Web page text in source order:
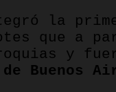
la
que a
y
Buenos